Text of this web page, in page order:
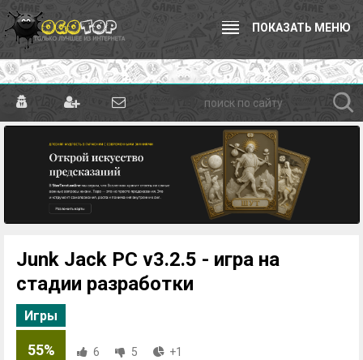
ПОКАЗАТЬ МЕНЮ
Junk Jack PC v3.2.5 - игра на
стадии разработки
Игры
55% 6 5 +1